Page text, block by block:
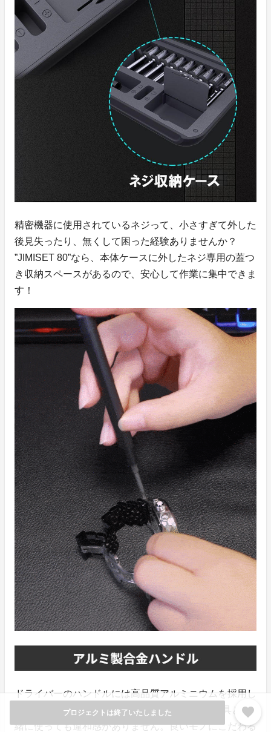
プロジェクトは終了いたしました favorite
精密機器に使用されているネジって、小さすぎて外した
後見失ったり、無くして困った経験ありませんか？
”JIMISET 80”なら、本体ケースに外したネジ専用の蓋つ
き収納スペースがあるので、安心して作業に集中できま
す！
ドライバーのハンドルには高品質アルミニウムを採用し
ており、お使いのPCやスマホ、こだわりの文房具と一
緒に使っても違和感がありません。良いモノにこだわる